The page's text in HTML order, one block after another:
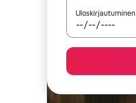
Uloskirjautuminen